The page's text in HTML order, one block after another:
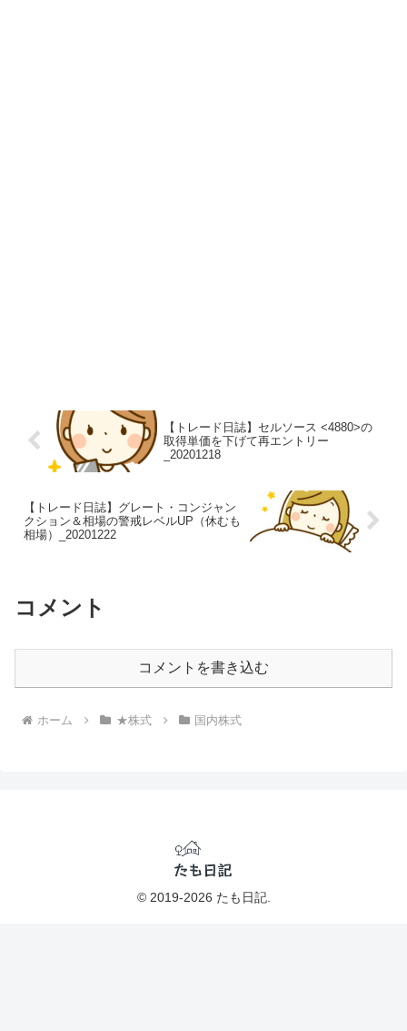
【トレード日誌】セルソース <4880>の
取得単価を下げて再エントリー
_20201218
【トレード日誌】グレート・コンジャン
クション＆相場の警戒レベルUP（休むも
相場）_20201222
コメント
コメントを書き込む
ホーム ★株式 国内株式
© 2019-2026 たも日記.